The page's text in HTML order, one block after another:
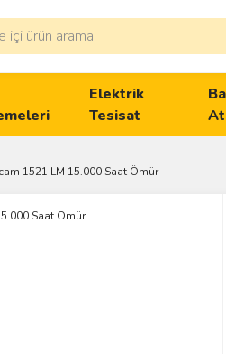
Elektrik
Tesisat
1521 LM 15.000 Saat Ömür